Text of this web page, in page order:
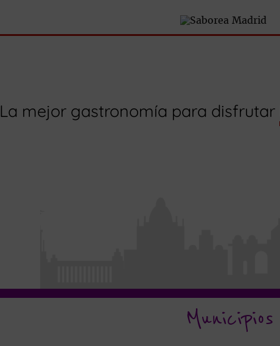
La mejor gastronomía para disfrutar
Municipios